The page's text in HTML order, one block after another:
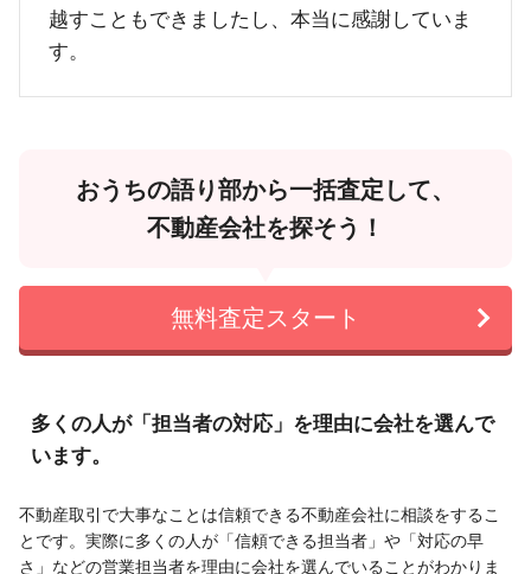
越すこともできましたし、本当に感謝していま
す。
おうちの語り部から一括査定して、
不動産会社を探そう！
無料査定スタート
多くの人が「担当者の対応」を理由に会社を選んで
います。
不動産取引で大事なことは信頼できる不動産会社に相談をするこ
とです。実際に多くの人が「信頼できる担当者」や「対応の早
さ」などの営業担当者を理由に会社を選んでいることがわかりま